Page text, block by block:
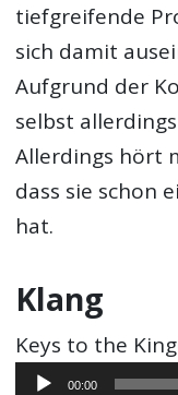
tiefgreifende
sich damit
Aufgrund der
selbst
Allerdings hört
dass sie schon
hat.
Klang
Keys to the
Audio-00:00